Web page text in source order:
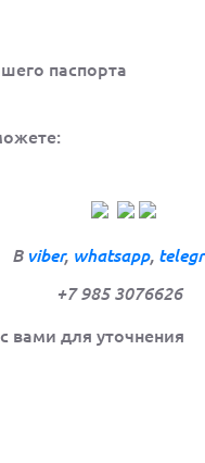
паспорта
В viber, whatsapp,
+7 985 3076626
вами для уточнения